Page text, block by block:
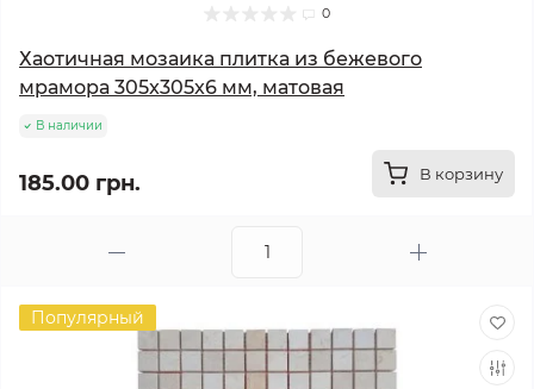
0
Хаотичная мозаика плитка из бежевого
мрамора 305x305x6 мм, матовая
В наличии
185.00 грн. В корзину
Популярный